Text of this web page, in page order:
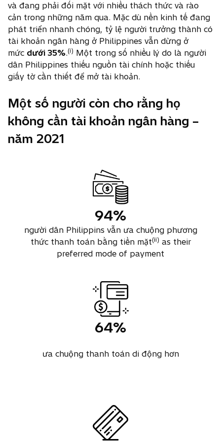
và đang phải đối mặt với nhiều thách thức và rào
cản trong những năm qua. Mặc dù nền kinh tế đang
phát triển nhanh chóng, tỷ lệ người trưởng thành có
tài khoản ngân hàng ở Philippines vẫn dừng ở
mức dưới 35%.(i) Một trong số nhiều lý do là người
dân Philippines thiếu nguồn tài chính hoặc thiếu
giấy tờ cần thiết để mở tài khoản.
Một số người còn cho rằng họ
không cần tài khoản ngân hàng –
năm 2021
94%
người dân Philippins vẫn ưa chuộng phương
thức thanh toán bằng tiền mặt(ii) as their
preferred mode of payment
64%
ưa chuộng thanh toán di động hơn